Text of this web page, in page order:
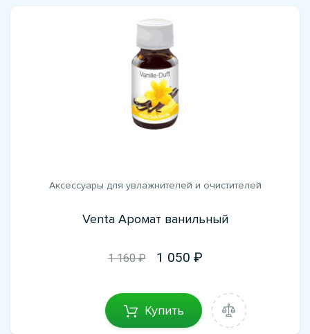
Аксессуары для увлажнителей и очистителей
Venta Аромат ванильный
1 160 ₽ 1 050
Купить